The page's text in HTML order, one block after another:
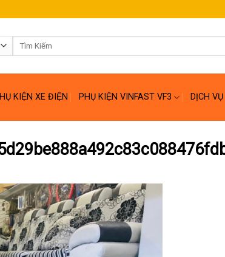
Tìm
KIỆN XE ĐIỆN PHỤ KIỆN VINFAST VF3 DỊCH VỤ